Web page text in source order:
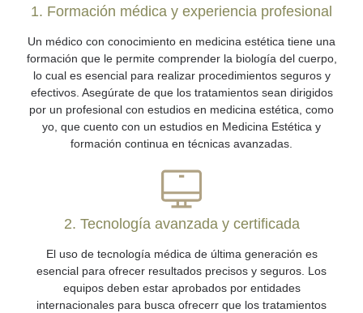
1. Formación médica y experiencia profesional
Un médico con conocimiento en medicina estética tiene una
formación que le permite comprender la biología del cuerpo,
lo cual es esencial para realizar procedimientos seguros y
efectivos. Asegúrate de que los tratamientos sean dirigidos
por un profesional con estudios en medicina estética, como
yo, que cuento con un estudios en Medicina Estética y
formación continua en técnicas avanzadas.
2. Tecnología avanzada y certificada
El uso de tecnología médica de última generación es
esencial para ofrecer resultados precisos y seguros. Los
equipos deben estar aprobados por entidades
internacionales para busca ofrecerr que los tratamientos